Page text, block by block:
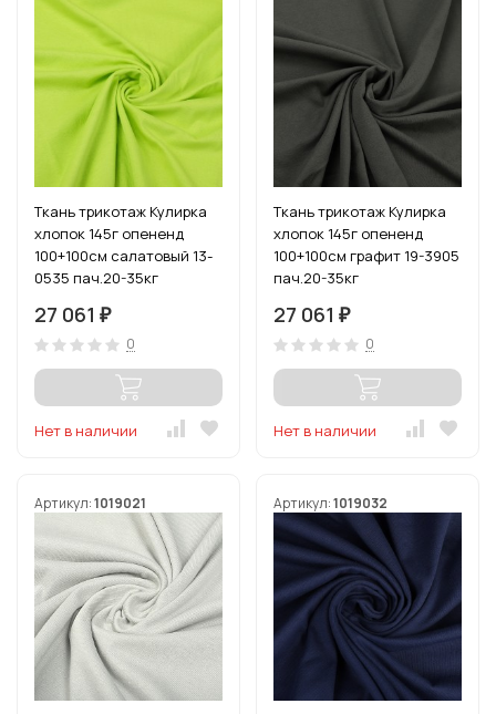
Ткань трикотаж Кулирка
хлопок 145г опененд
100+100см салатовый 13-
0535 пач.20-35кг
27 061 ₽
0
Нет в наличии
Ткань трикотаж Кулирка
хлопок 145г опененд
100+100см графит 19-3905
пач.20-35кг
27 061 ₽
0
Нет в наличии
Артикул:1019021 Артикул:1019032